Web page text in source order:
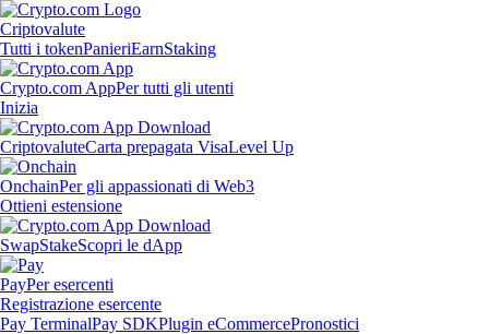
Criptovalute
Tutti i tokenPanieriEarnStaking
Crypto.com AppPer tutti gli utenti
Inizia
CriptovaluteCarta prepagata VisaLevel Up
OnchainPer gli appassionati di Web3
Ottieni estensione
SwapStakeScopri le dApp
PayPer esercenti
Registrazione esercente
Pay TerminalPay SDKPlugin eCommercePronostici